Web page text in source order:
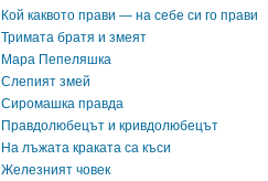
Кой каквото прави — на себе си го прави
Тримата братя и змеят
Мара Пепеляшка
Слепият змей
Сиромашка правда
Правдолюбецът и кривдолюбецът
На лъжата краката са къси
Железният човек